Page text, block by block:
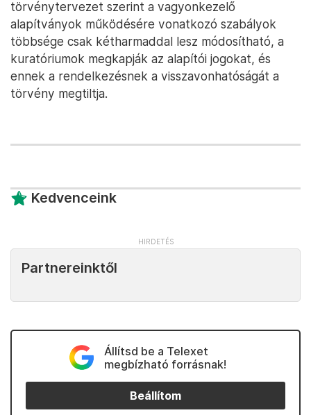
törvénytervezet szerint a vagyonkezelő
alapítványok működésére vonatkozó szabályok
többsége csak kétharmaddal lesz módosítható, a
kuratóriumok megkapják az alapítói jogokat, és
ennek a rendelkezésnek a visszavonhatóságát a
törvény megtiltja.
Kedvenceink
Partnereinktől
Állítsd be a Telexet
megbízható forrásnak!
Beállítom